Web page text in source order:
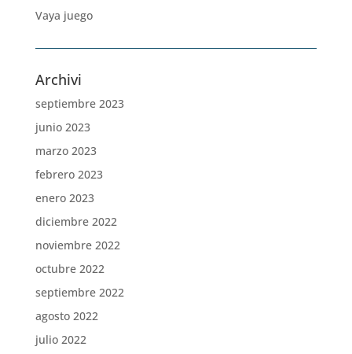
Vaya juego
Archivi
septiembre 2023
junio 2023
marzo 2023
febrero 2023
enero 2023
diciembre 2022
noviembre 2022
octubre 2022
septiembre 2022
agosto 2022
julio 2022